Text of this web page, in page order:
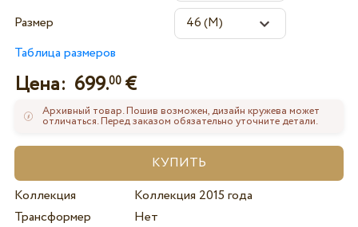
Размер
Таблица размеров
Цена: 699.00€
Архивный товар. Пошив возможен, дизайн кружева может
отличаться. Перед заказом обязательно уточните детали.
Коллекция
Коллекция 2015 года
Трансформер
Нет